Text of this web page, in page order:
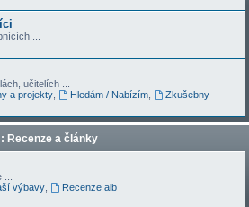
...
učitelích ...
a projekty, Hledám / Nabízím,
Zkušebny
Recenze a články
výbavy,
Recenze alb